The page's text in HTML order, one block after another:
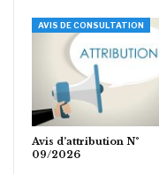
AVIS DE CONSULTATION
Avis d’attribution N°
09/2026